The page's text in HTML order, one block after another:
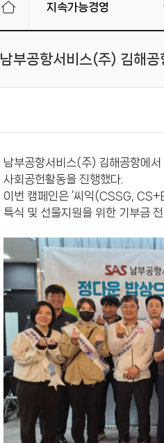
지속가능경영
남부공항서비스(주) 김해
남부공항서비스(주) 김해공항에
사회공헌활동을 진행했다.
이번 캠페인은 ‘씨익(CSSG,
특식 및 선물지원을 위한 기부금